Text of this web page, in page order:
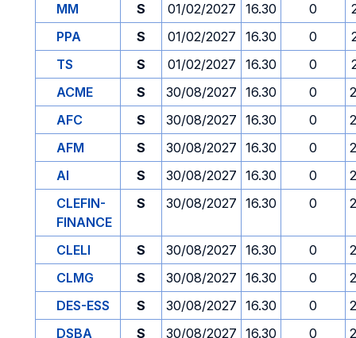
MM
S 01/02/2027 16.30 0
PPA
S 01/02/2027 16.30 0
TS
S 01/02/2027 16.30 0
ACME
S 30/08/2027 16.30 0
AFC
S 30/08/2027 16.30 0
AFM
S 30/08/2027 16.30 0
AI
S 30/08/2027 16.30 0
CLEFIN-
FINANCE
S 30/08/2027 16.30 0
CLELI S 30/08/2027 16.30 0
CLMG
S 30/08/2027 16.30 0
DES-ESS
S 30/08/2027 16.30 0
DSBA
S 30/08/2027 16.30 0